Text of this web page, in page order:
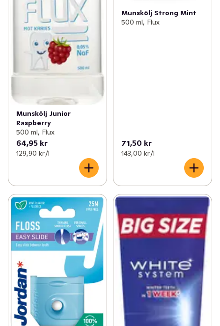
Munskölj Junior
Raspberry
500 ml, Flux
64,95 kr
129,90 kr /l
Munskölj Strong Mint
500 ml, Flux
71,50 kr
143,00 kr /l